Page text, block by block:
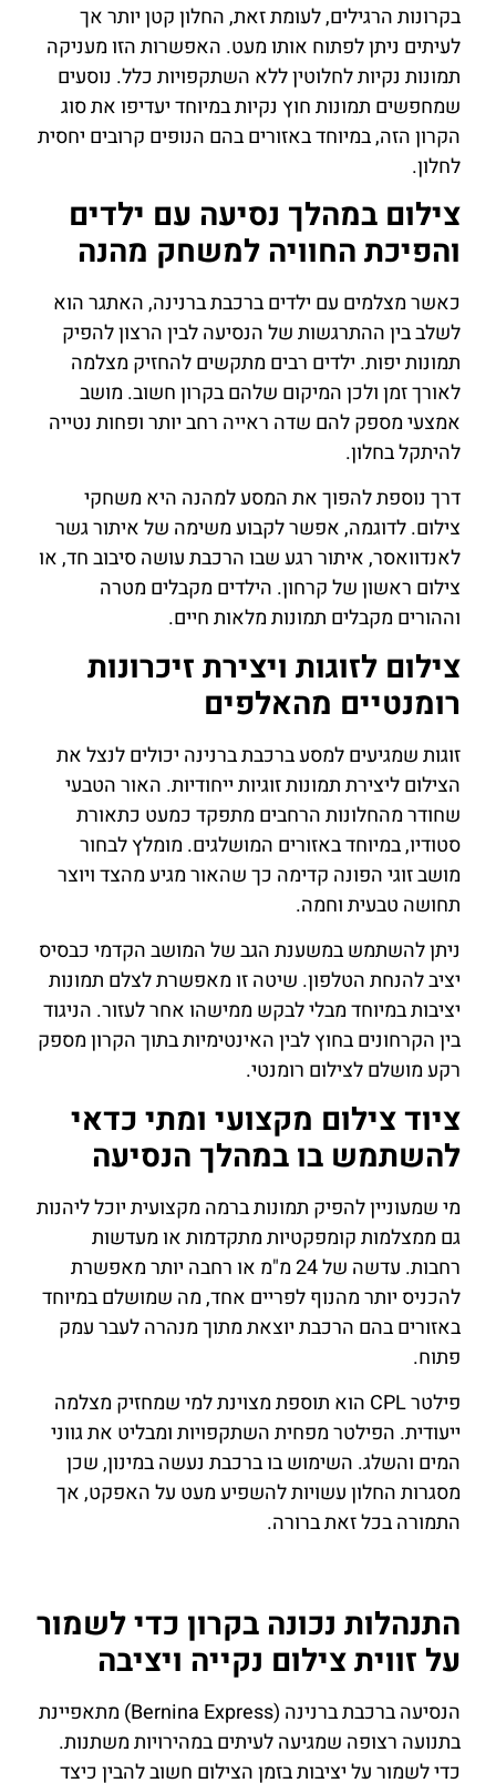
בקרונות הרגילים, לעומת זאת, החלון קטן יותר אך
לעיתים ניתן לפתוח אותו מעט. האפשרות הזו מעניקה
תמונות נקיות לחלוטין ללא השתקפויות כלל. נוסעים
שמחפשים תמונות חוץ נקיות במיוחד יעדיפו את סוג
הקרון הזה, במיוחד באזורים בהם הנופים קרובים יחסית
לחלון.
צילום במהלך נסיעה עם ילדים
והפיכת החוויה למשחק מהנה
כאשר מצלמים עם ילדים ברכבת ברנינה, האתגר הוא
לשלב בין ההתרגשות של הנסיעה לבין הרצון להפיק
תמונות יפות. ילדים רבים מתקשים להחזיק מצלמה
לאורך זמן ולכן המיקום שלהם בקרון חשוב. מושב
אמצעי מספק להם שדה ראייה רחב יותר ופחות נטייה
להיתקל בחלון.
דרך נוספת להפוך את המסע למהנה היא משחקי
צילום. לדוגמה, אפשר לקבוע משימה של איתור גשר
לאנדוואסר, איתור רגע שבו הרכבת עושה סיבוב חד, או
צילום ראשון של קרחון. הילדים מקבלים מטרה
וההורים מקבלים תמונות מלאות חיים.
צילום לזוגות ויצירת זיכרונות
רומנטיים מהאלפים
זוגות שמגיעים למסע ברכבת ברנינה יכולים לנצל את
הצילום ליצירת תמונות זוגיות ייחודיות. האור הטבעי
שחודר מהחלונות הרחבים מתפקד כמעט כתאורת
סטודיו, במיוחד באזורים המושלגים. מומלץ לבחור
מושב זוגי הפונה קדימה כך שהאור מגיע מהצד ויוצר
תחושה טבעית וחמה.
ניתן להשתמש במשענת הגב של המושב הקדמי כבסיס
יציב להנחת הטלפון. שיטה זו מאפשרת לצלם תמונות
יציבות במיוחד מבלי לבקש ממישהו אחר לעזור. הניגוד
בין הקרחונים בחוץ לבין האינטימיות בתוך הקרון מספק
רקע מושלם לצילום רומנטי.
ציוד צילום מקצועי ומתי כדאי
להשתמש בו במהלך הנסיעה
מי שמעוניין להפיק תמונות ברמה מקצועית יוכל ליהנות
גם ממצלמות קומפקטיות מתקדמות או מעדשות
רחבות. עדשה של 24 מ"מ או רחבה יותר מאפשרת
להכניס יותר מהנוף לפריים אחד, מה שמושלם במיוחד
באזורים בהם הרכבת יוצאת מתוך מנהרה לעבר עמק
פתוח.
פילטר CPL הוא תוספת מצוינת למי שמחזיק מצלמה
ייעודית. הפילטר מפחית השתקפויות ומבליט את גווני
המים והשלג. השימוש בו ברכבת נעשה במינון, שכן
מסגרות החלון עשויות להשפיע מעט על האפקט, אך
התמורה בכל זאת ברורה.
התנהלות נכונה בקרון כדי לשמור
על זווית צילום נקייה ויציבה
הנסיעה ברכבת ברנינה (Bernina Express) מתאפיינת
בתנועה רצופה שמגיעה לעיתים במהירויות משתנות.
כדי לשמור על יציבות בזמן הצילום חשוב להבין כיצד